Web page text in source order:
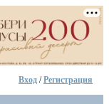
Вход /Регистрация